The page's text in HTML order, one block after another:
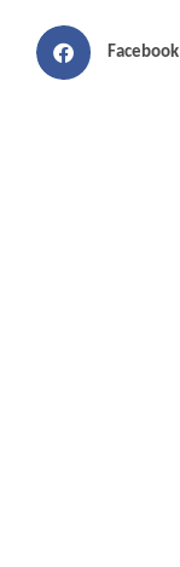
Facebook